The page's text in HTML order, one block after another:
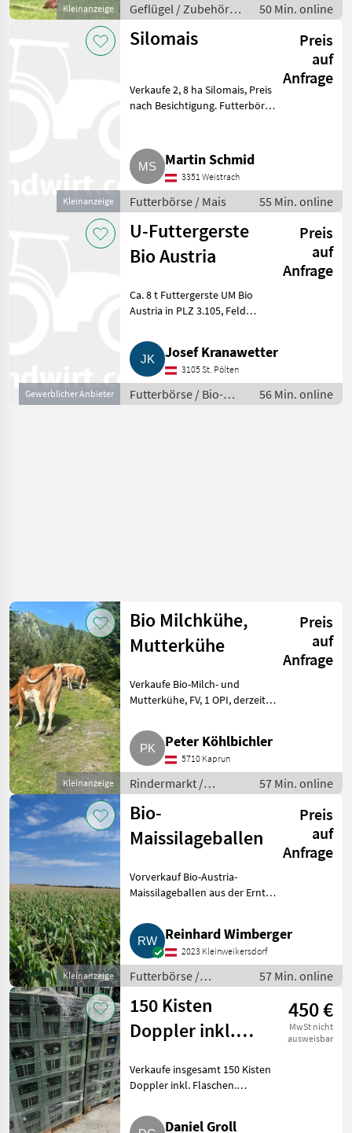
Kleinanzeige
Geflügel / Zubehör
Geflügelhaltung
50 Min. online
Kleinanzeige
Silomais
Preis
auf
Anfrage
Verkaufe 2, 8 ha Silomais, Preis
nach Besichtigung. Futterbörse
Martin Schmid
3351 Weistrach
Futterbörse / Mais 55 Min. online
Gewerblicher Anbieter
U-Futtergerste
Bio Austria
Preis
auf
Anfrage
Ca. 8 t Futtergerste UM Bio
Austria in PLZ 3.105, Feld
Futterbörse
Josef Kranawetter
3105 St. Pölten
Futterbörse / Bio-
Futterbörse
56 Min. online
Kleinanzeige
Bio Milchkühe,
Mutterkühe
Preis
auf
Anfrage
Verkaufe Bio-Milch- und
Mutterkühe, FV, 1 OPI, derzeit
September, Zustellung möglich.
Rindermarkt Fleckvieh Kühe
Peter Köhlbichler
5710 Kaprun
Rindermarkt /
Fleckvieh Kühe
57 Min. online
Kleinanzeige
Bio-
Maissilageballen
Preis
auf
Anfrage
Vorverkauf Bio-Austria-
Maissilageballen aus der Ernte
voraussichtlich Mitte August.
Futterbörse Silageballen
Reinhard Wimberger
2023 Kleinweikersdorf
Futterbörse /
Silageballen
57 Min. online
150 Kisten
Doppler inkl.
450 €
MwSt nicht
ausweisbar
Verkaufe insgesamt 150 Kisten
Doppler inkl. Flaschen.
Daniel Groll